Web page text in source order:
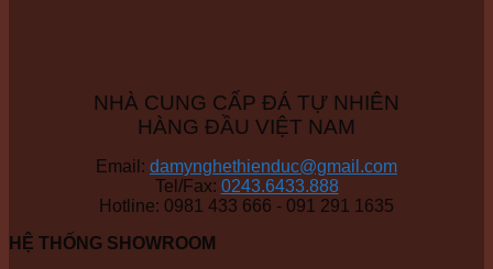
NHÀ CUNG CẤP ĐÁ TỰ NHIÊN
HÀNG ĐẦU VIỆT NAM
Email: damynghethienduc@gmail.com
Tel/Fax: 0243.6433.888
Hotline: 0981 433 666 - 091 291 1635
HỆ THỐNG SHOWROOM